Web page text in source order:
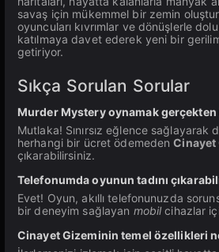
savaş için mükemmel bir zemin
oyuncuları kıvrımlar ve dönüşlerle
katılmaya davet ederek yeni bir
getiriyor.
Sıkça Sorulan Sorular
Murder Mystery oynamak
Mutlaka! Sınırsız eğlence sağlayarak
herhangi bir ücret ödemedenCinayet
çıkarabilirsiniz.
Telefonumda oyunun tadını
Evet! Oyun, akıllı telefonunuzda
bir deneyim sağlayan mobilcihazlar
Cinayet Gizeminin temel özellikleri